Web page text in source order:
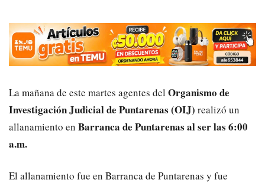
La mañana de este martes agentes del Organismo de
Investigación Judicial de Puntarenas (OIJ) realizó un
allanamiento en Barranca de Puntarenas al ser las 6:00
a.m.
El allanamiento fue en Barranca de Puntarenas y fue